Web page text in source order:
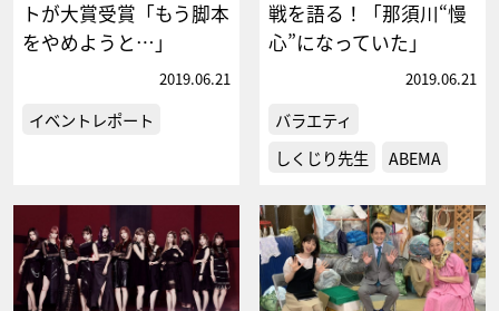
トが大賞受賞「もう脚本
をやめようと…」
2019.06.21
イベントレポート
戦を語る！「那須川“慢
心”になっていた」
2019.06.21
バラエティ
しくじり先生
ABEMA